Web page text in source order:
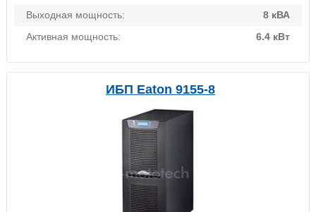
Выходная мощность:
8 кВА
Активная мощность:
6.4 кВт
ИБП Eaton 9155-8